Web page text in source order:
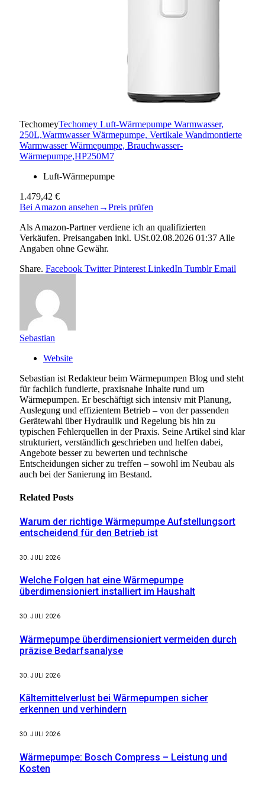
TechomeyTechomey Luft-Wärmepumpe Warmwasser,
250L,Warmwasser Wärmepumpe, Vertikale Wandmontierte
Warmwasser Wärmepumpe, Brauchwasser-
Wärmepumpe,HP250M7
Luft-Wärmepumpe
1.479,42 €
Bei Amazon ansehen →Preis prüfen
Als Amazon-Partner verdiene ich an qualifizierten
Verkäufen. Preisangaben inkl. USt.02.08.2026 01:37 Alle
Angaben ohne Gewähr.
Share. Facebook Twitter Pinterest LinkedIn Tumblr Email
Sebastian
Website
Sebastian ist Redakteur beim Wärmepumpen Blog und steht
für fachlich fundierte, praxisnahe Inhalte rund um
Wärmepumpen. Er beschäftigt sich intensiv mit Planung,
Auslegung und effizientem Betrieb – von der passenden
Gerätewahl über Hydraulik und Regelung bis hin zu
typischen Fehlerquellen in der Praxis. Seine Artikel sind klar
strukturiert, verständlich geschrieben und helfen dabei,
Angebote besser zu bewerten und technische
Entscheidungen sicher zu treffen – sowohl im Neubau als
auch bei der Sanierung im Bestand.
Related Posts
Warum der richtige Wärmepumpe Aufstellungsort
entscheidend für den Betrieb ist
30. JULI 2026
Welche Folgen hat eine Wärmepumpe
überdimensioniert installiert im Haushalt
30. JULI 2026
Wärmepumpe überdimensioniert vermeiden durch
präzise Bedarfsanalyse
30. JULI 2026
Kältemittelverlust bei Wärmepumpen sicher
erkennen und verhindern
30. JULI 2026
Wärmepumpe: Bosch Compress – Leistung und
Kosten